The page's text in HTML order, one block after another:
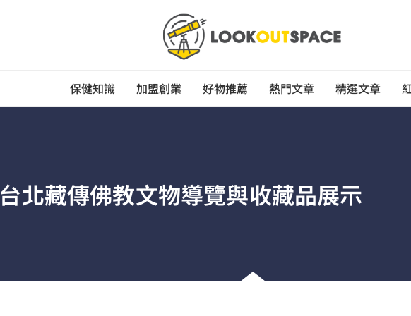
保健知識 加盟創業 好物推薦 熱門文章 精選文章
台北藏傳佛教文物導覽與收藏品展示